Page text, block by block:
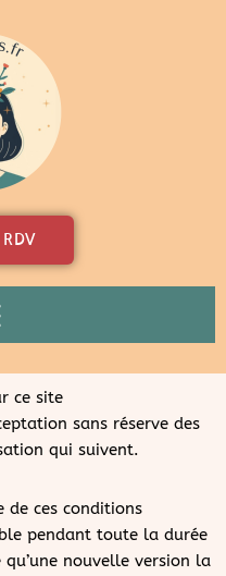
RDV
ce site
sans réserve des
qui suivent.
de ces conditions
pendant toute la durée
nouvelle version la